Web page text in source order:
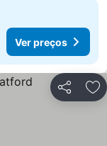
Ver preços
Partilhar